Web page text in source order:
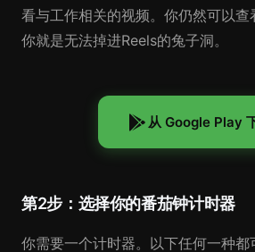
看与工作相关的视频。你仍然可以查
你就是无法掉进Reels的兔子洞。
从 Google Play
第2步：选择你的番茄钟计时器
你需要一个计时器。以下任何一种都